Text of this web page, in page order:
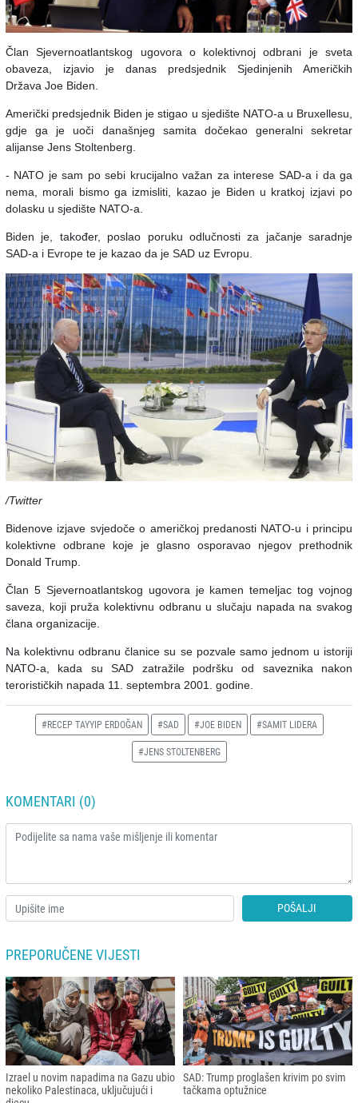
Član Sjevernoatlantskog ugovora o kolektivnoj odbrani je sveta
obaveza, izjavio je danas predsjednik Sjedinjenih Američkih
Država Joe Biden.
Američki predsjednik Biden je stigao u sjedište NATO-a u Bruxellesu,
gdje ga je uoči današnjeg samita dočekao generalni sekretar
alijanse Jens Stoltenberg.
- NATO je sam po sebi krucijalno važan za interese SAD-a i da ga
nema, morali bismo ga izmisliti, kazao je Biden u kratkoj izjavi po
dolasku u sjedište NATO-a.
Biden je, također, poslao poruku odlučnosti za jačanje saradnje
SAD-a i Evrope te je kazao da je SAD uz Evropu.
/Twitter
Bidenove izjave svjedoče o američkoj predanosti NATO-u i principu
kolektivne odbrane koje je glasno osporavao njegov prethodnik
Donald Trump.
Član 5 Sjevernoatlantskog ugovora je kamen temeljac tog vojnog
saveza, koji pruža kolektivnu odbranu u slučaju napada na svakog
člana organizacije.
Na kolektivnu odbranu članice su se pozvale samo jednom u istoriji
NATO-a, kada su SAD zatražile podršku od saveznika nakon
terorističkih napada 11. septembra 2001. godine.
#RECEP TAYYIP ERDOĞAN #SAD #JOE BIDEN #SAMIT LIDERA
#JENS STOLTENBERG
KOMENTARI (0)
POŠALJI
PREPORUČENE VIJESTI
Izrael u novim napadima na Gazu ubio
nekoliko Palestinaca, uključujući i
SAD: Trump proglašen krivim po svim
tačkama optužnice